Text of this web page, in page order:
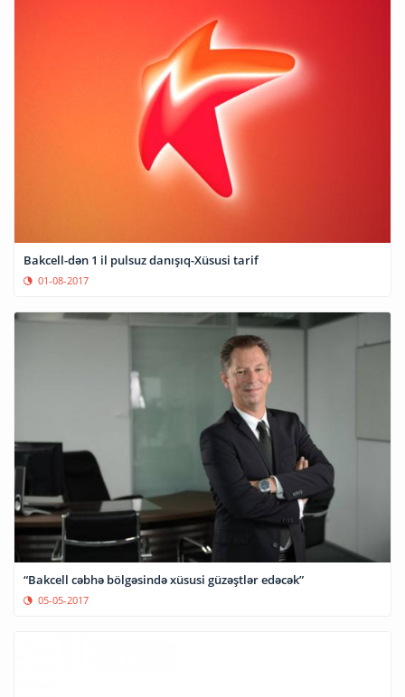
Bakcell-dən 1 il pulsuz danışıq-Xüsusi tarif
01-08-2017
“Bakcell cəbhə bölgəsində xüsusi güzəştlər edəcək”
05-05-2017